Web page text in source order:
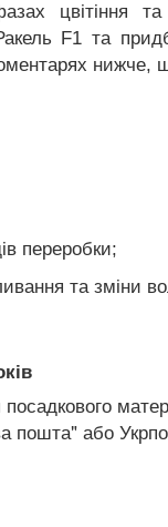
цвітіння
F1 та
нижче,
переробки;
та зміни
пошта" або